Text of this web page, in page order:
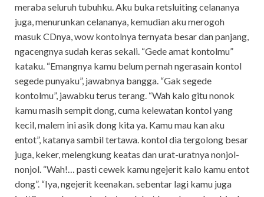
meraba seluruh tubuhku. Aku buka retsluiting celananya
juga, menurunkan celananya, kemudian aku merogoh
masuk CDnya, wow kontolnya ternyata besar dan panjang,
ngacengnya sudah keras sekali. “Gede amat kontolmu”
kataku. “Emangnya kamu belum pernah ngerasain kontol
segede punyaku”, jawabnya bangga. “Gak segede
kontolmu”, jawabku terus terang. “Wah kalo gitu nonok
kamu masih sempit dong, cuma kelewatan kontol yang
kecil, malem ini asik dong kita ya. Kamu mau kan aku
entot”, katanya sambil tertawa. kontol dia tergolong besar
juga, keker, melengkung keatas dan urat-uratnya nonjol-
nonjol. “Wah!… pasti cewek kamu ngejerit kalo kamu entot
dong”. “Iya, ngejerit keenakan. sebentar lagi kamu juga